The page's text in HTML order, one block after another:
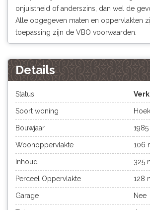
onjuistheid of anderszins, dan wel de
Alle opgegeven maten en oppervlakten
toepassing zijn de VBO voorwaarden.
Details
Status
Soort woning
Bouwjaar 1985
Woonoppervlakte 106
Inhoud 325
Perceel Oppervlakte 128
Garage Nee